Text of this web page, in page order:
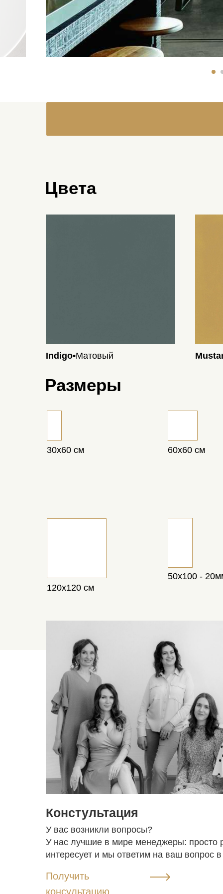
Indigo•Матовый
60х60 см
30х60 см
50х100 -
120х120 см
Цвета
Размеры
Констультация
У вас возникли вопросы?
У нас лучшие в мире менеджеры: просто
интересует и мы ответим на ваш вопрос
Получить
консультацию